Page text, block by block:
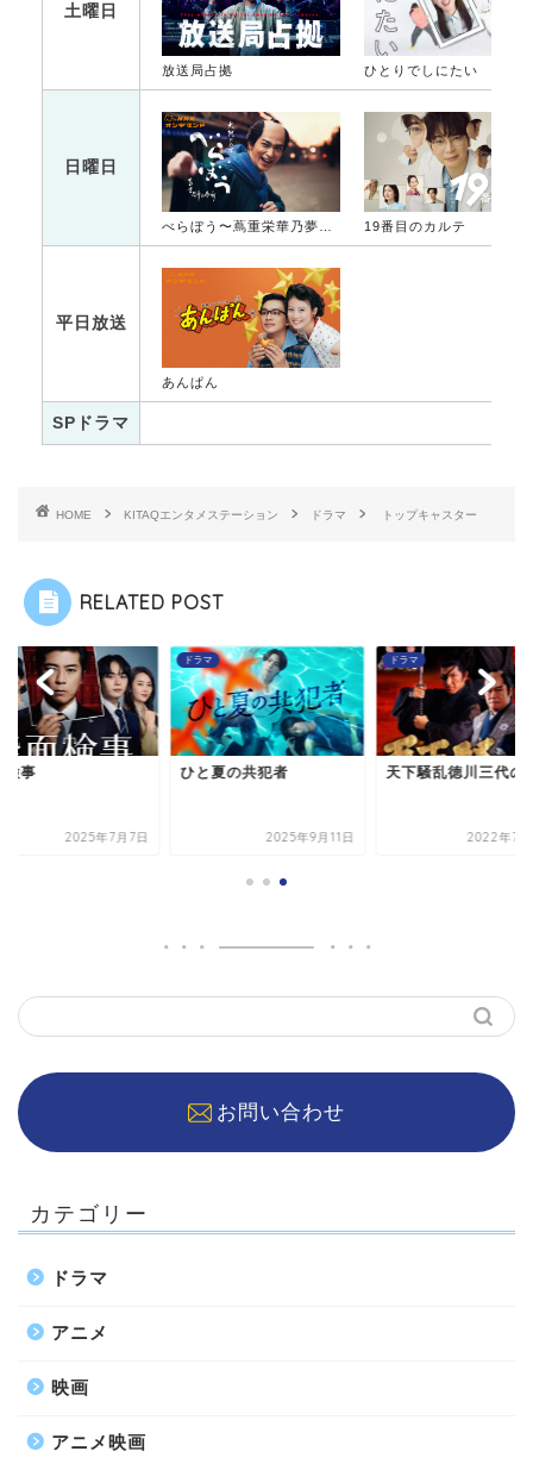
土曜日
放送局占拠 ひとりでしにたい
日曜日
べらぼう〜蔦重栄華乃夢噺〜 19番目のカルテ
平日放送
あんぱん
SPドラマ
HOME KITAQエンタメステーション ドラマ トップキャスター
RELATED POST
検事
2025年7月7日
ドラマ
ひと夏の共犯者
2025年9月11日
ドラマ
天下騒乱徳川三代の
2022年7
お問い合わせ
カテゴリー
ドラマ
アニメ
映画
アニメ映画